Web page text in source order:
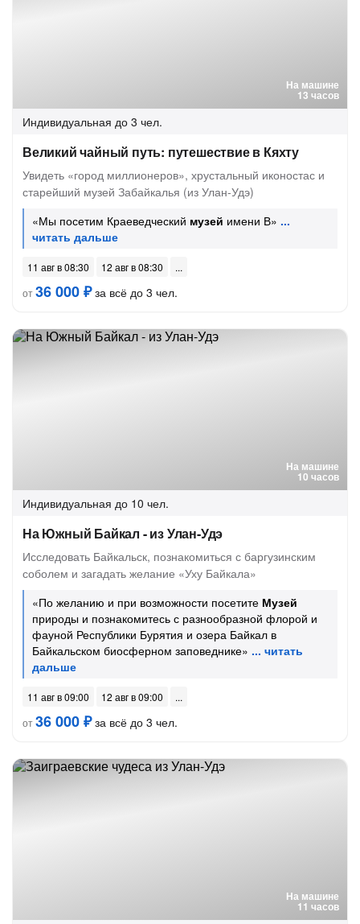
На машине
13 часов
Индивидуальная до 3 чел.
Великий чайный путь: путешествие в Кяхту
Увидеть «город миллионеров», хрустальный иконостас и
старейший музей Забайкалья (из Улан-Удэ)
«Мы посетим Краеведческий музей имени В»
11 авг в 08:30
12 авг в 08:30
от36 000 ₽за всё до 3 чел.
На машине
10 часов
Индивидуальная до 10 чел.
На Южный Байкал - из Улан-Удэ
Исследовать Байкальск, познакомиться с баргузинским
соболем и загадать желание «Уху Байкала»
«По желанию и при возможности посетите Музей
природы и познакомитесь с разнообразной флорой и
фауной Республики Бурятия и озера Байкал в
Байкальском биосферном заповеднике»
11 авг в 09:00
12 авг в 09:00
от36 000 ₽за всё до 3 чел.
На машине
11 часов